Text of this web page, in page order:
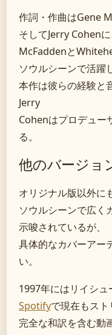
作詞・作曲はGene
そしてJerry Cohenに
McFaddenと
ソウルシーンで活躍
本作は彼らの経験と
Jerry
Cohenはプロデュー
る。
他のバージョ
オリジナル版以外に
ソウルシーンで広く
示唆されているが、
具体的なカバーアー
い。
1997年にはリイシュ
Spotifyで現在もスト
完全な和訳を含む動